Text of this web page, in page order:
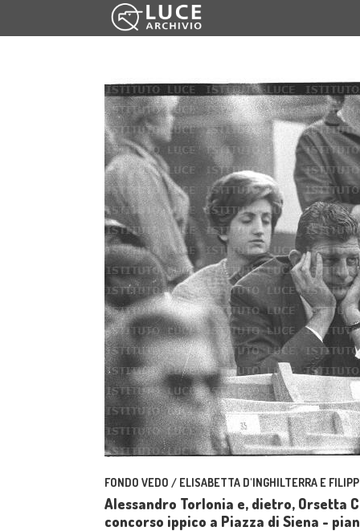
FONDO VEDO / ELISABETTA D'INGHILTERRA E
Alessandro Torlonia e, dietro, Orsetta
concorso ippico a Piazza di Siena -